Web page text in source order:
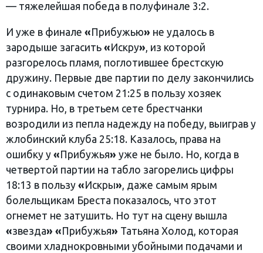
— тяжелейшая победа в полуфинале 3:2.
И уже в финале «Прибужью» не удалось в
зародыше загасить «Искру», из которой
разгорелось пламя, поглотившее брестскую
дружину. Первые две партии по делу закончились
с одинаковым счетом 21:25 в пользу хозяек
турнира. Но, в третьем сете брестчанки
возродили из пепла надежду на победу, выиграв у
жлобинский клуба 25:18. Казалось, права на
ошибку у «Прибужья» уже не было. Но, когда в
четвертой партии на табло загорелись цифры
18:13 в пользу «Искры», даже самым ярым
болельщикам Бреста показалось, что этот
огнемет не затушить. Но тут на сцену вышла
«звезда» «Прибужья» Татьяна Холод, которая
своими хладнокровными убойными подачами и